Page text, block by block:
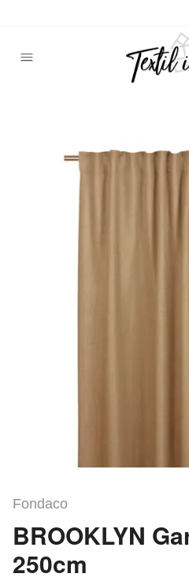
Fondaco
BROOKLYN
250cm